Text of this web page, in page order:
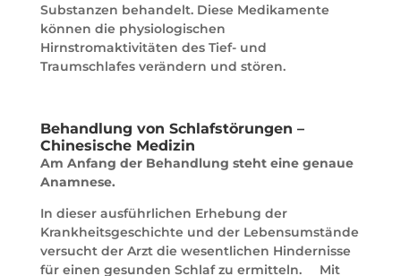
Substanzen behandelt. Diese Medikamente
können die physiologischen
Hirnstromaktivitäten des Tief- und
Traumschlafes verändern und stören.
Behandlung von Schlafstörungen –
Chinesische Medizin
Am Anfang der Behandlung steht eine genaue
Anamnese.
In dieser ausführlichen Erhebung der
Krankheitsgeschichte und der Lebensumstände
versucht der Arzt die wesentlichen Hindernisse
für einen gesunden Schlaf zu ermitteln. Mit